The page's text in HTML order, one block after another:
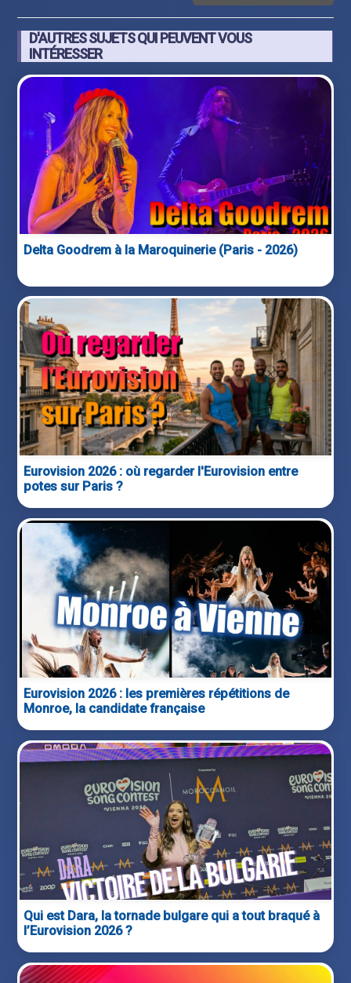
D'AUTRES SUJETS QUI PEUVENT VOUS
INTÉRESSER
Delta Goodrem à la Maroquinerie (Paris - 2026)
Eurovision 2026 : où regarder l'Eurovision entre
potes sur Paris ?
Eurovision 2026 : les premières répétitions de
Monroe, la candidate française
Qui est Dara, la tornade bulgare qui a tout braqué à
l’Eurovision 2026 ?